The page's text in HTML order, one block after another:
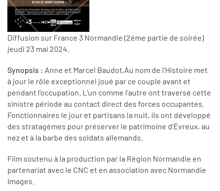
Diffusion sur France 3 Normandie (2ème partie de soirée)
jeudi 23 mai 2024.
Synopsis : Anne et Marcel Baudot,Au nom de l'Histoire met
à jour le rôle exceptionnel joué par ce couple avant et
pendant l’occupation. L’un comme l’autre ont traversé cette
sinistre période au contact direct des forces occupantes.
Fonctionnaires le jour et partisans la nuit, ils ont développé
des stratagèmes pour préserver le patrimoine d'Évreux, au
nez et à la barbe des soldats allemands.
Film soutenu à la production par la Région Normandie en
partenariat avec le CNC et en association avec Normandie
Images.